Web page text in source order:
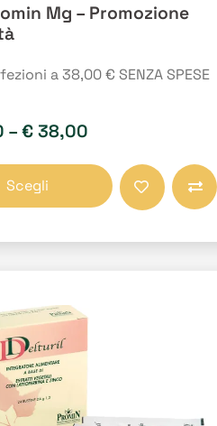
Mg – Promozione
a 38,00 € SENZA SPESE
– € 38,00
Scegli
Questo
prodotto
più